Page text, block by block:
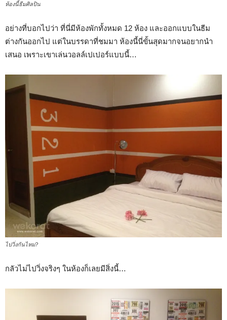
ห้องนี้ธีมศิลปิน
อย่างที่บอกไปว่า ที่นี่มีห้องพักทั้งหมด 12 ห้อง และออกแบบในธีม
ต่างกันออกไป แต่ในบรรดาที่ชมมา ห้องนี้นี่ขั้นสุดมากจนอยากนำ
เสนอ เพราะเขาเล่นวอลล์เปเปอร์แบบนี้…
ไปวิ่งกันไหม?
กลัวไม่ไปวิ่งจริงๆ ในห้องก็เลยมีสิ่งนี้…